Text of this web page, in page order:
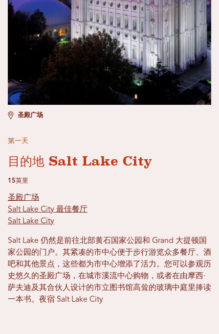
圣殿广场
第一天
目的地 Salt Lake City
15英里
圣殿广场
Salt Lake City 最佳餐厅
Salt Lake City
Salt Lake 仍然是前往北部黄石国家公园和 Grand 大提顿国
家公园的门户。其紧凑的市中心便于步行游览众多餐厅、酒
吧和其他景点，这些都为市中心增添了活力。您可以参观历
史悠久的圣殿广场，在城市溪流中心购物，或者在由摩西·
萨夫迪及其合伙人设计的市立图书馆高耸的玻璃中庭里捧读
一本书。夜宿 Salt Lake City